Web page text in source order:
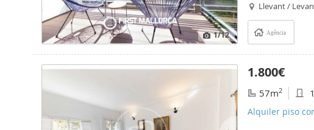
1/12
Llevant /
Agência
1.800€
57m2
Alquiler piso